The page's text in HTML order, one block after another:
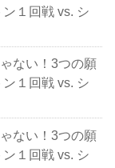
１回戦 vs. シ
ない！3つの願
１回戦 vs. シ
ない！3つの願
１回戦 vs. シ